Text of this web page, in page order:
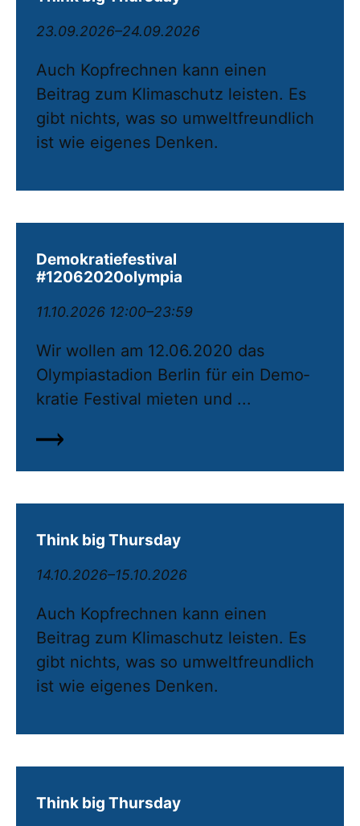
23.09.2026–24.09.2026
Auch Kopfrechnen kann einen
Beitrag zum Klimaschutz leisten. Es
gibt nichts, was so umweltfreundlich
ist wie eigenes Denken.
Demokratiefestival
#12062020olympia
11.10.2026 12:00–23:59
Wir wollen am 12.06.2020 das
Olympiastadion Berlin für ein De­mo­
kratie Festival mieten und ...
Think big Thursday
14.10.2026–15.10.2026
Auch Kopfrechnen kann einen
Beitrag zum Klimaschutz leisten. Es
gibt nichts, was so umweltfreundlich
ist wie eigenes Denken.
Think big Thursday